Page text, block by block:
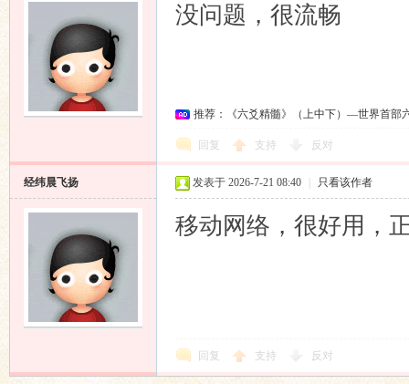
没问题，很流畅
推荐：《六爻精髓》（上中下）—世界首部
回复 支持 反对
经纬晨飞扬 发表于 2026-7-21 08:40 只看该作者
移动网络，很好用，
回复 支持 反对